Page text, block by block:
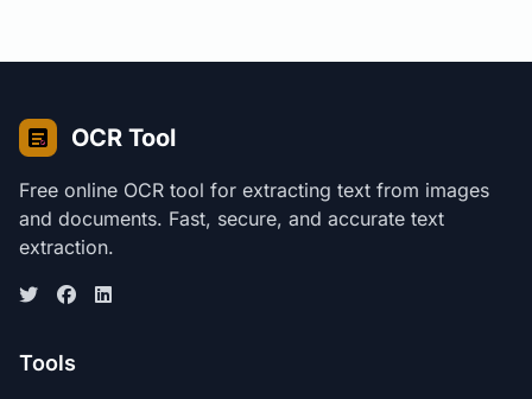
OCR Tool
Free online OCR tool for extracting text from images
and documents. Fast, secure, and accurate text
extraction.
Tools